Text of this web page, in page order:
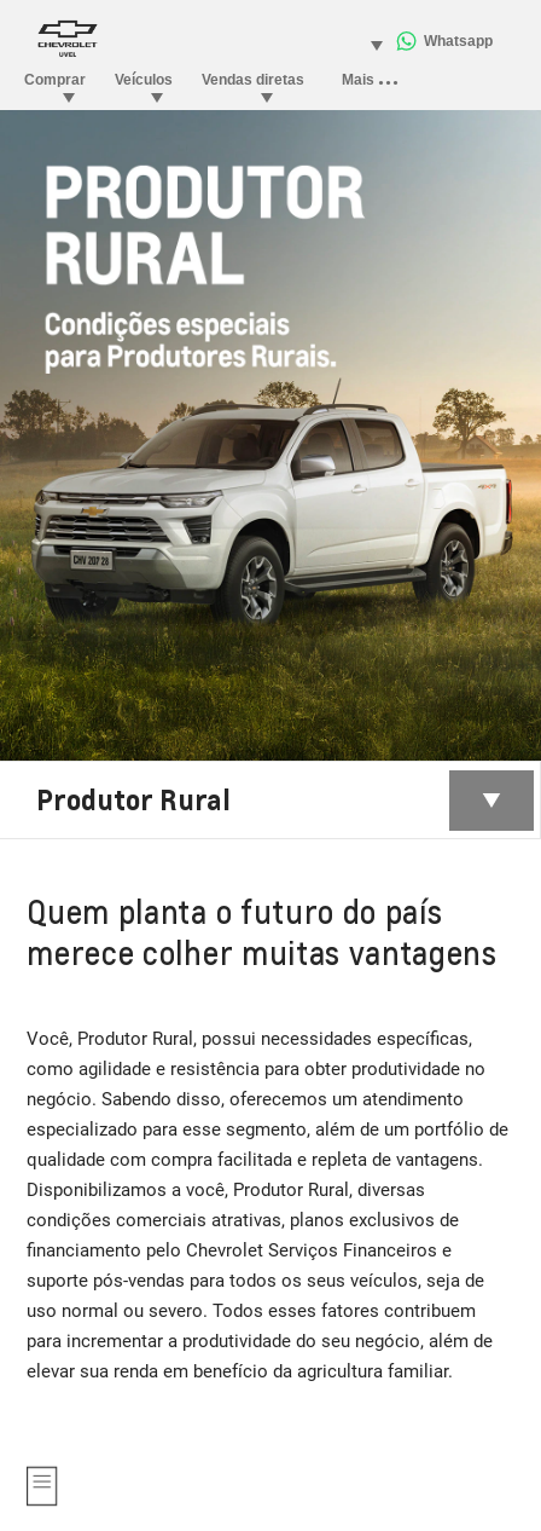
Produtor Rural
Quem planta o futuro do país
merece colher muitas vantagens
Você, Produtor Rural, possui necessidades específicas,
como agilidade e resistência para obter produtividade no
negócio. Sabendo disso, oferecemos um atendimento
especializado para esse segmento, além de um portfólio de
qualidade com compra facilitada e repleta de vantagens.
Disponibilizamos a você, Produtor Rural, diversas
condições comerciais atrativas, planos exclusivos de
financiamento pelo Chevrolet Serviços Financeiros e
suporte pós-vendas para todos os seus veículos, seja de
uso normal ou severo. Todos esses fatores contribuem
para incrementar a produtividade do seu negócio, além de
elevar sua renda em benefício da agricultura familiar.